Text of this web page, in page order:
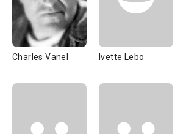
Charles Vanel Ivette Lebo